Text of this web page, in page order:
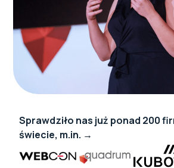
Sprawdziło nas już ponad 200
świecie, m.in. →